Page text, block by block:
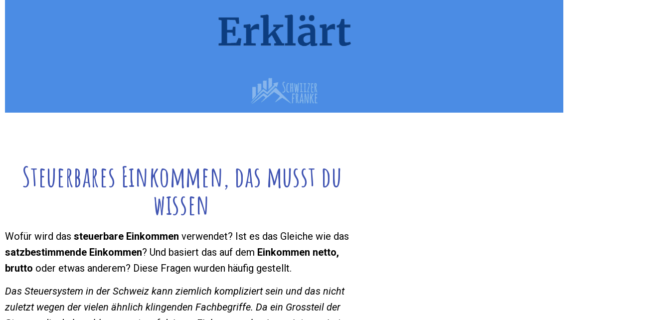
Steuerbares Einkommen, das musst du
wissen
Wofür wird das steuerbare Einkommen verwendet? Ist es das Gleiche wie das
satzbestimmende Einkommen? Und basiert das auf dem Einkommen netto,
brutto oder etwas anderem? Diese Fragen wurden häufig gestellt.
Das Steuersystem in der Schweiz kann ziemlich kompliziert sein und das nicht
zuletzt wegen der vielen ähnlich klingenden Fachbegriffe. Da ein Grossteil der